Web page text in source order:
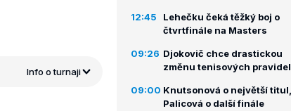
Info o turnaji
12:45
Lehečku čeká těžký boj o
čtvrtfinále na Masters
09:26 Djokovič chce drastickou
změnu tenisových pravidel
09:00 Knutsonová o největší titul,
Palicová o další finále